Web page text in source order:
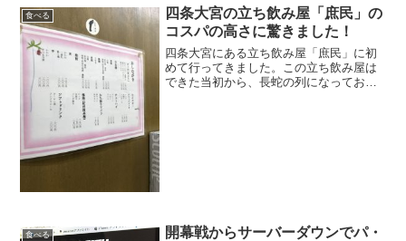
邪をひいたりして旅行に行けなくなるこ
とってありますよね。そん...
食べる
四条大宮の立ち飲み屋「庶民」の
コスパの高さに驚きました！
四条大宮にある立ち飲み屋「庶民」に初
めて行ってきました。この立ち飲み屋は
できた当初から、長蛇の列になってお
食べる
開幕戦からサーバーダウンでパ・